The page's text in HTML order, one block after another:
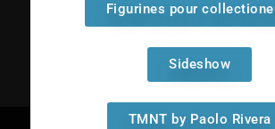
Figurines pour
Sideshow
TMNT by Paolo Rivera